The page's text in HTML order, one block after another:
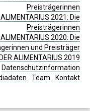
Preisträgerinnen
2021: Die
Preisträgerinnen
2020: Die
und Preisträger
ALIMENTARIUS 2019
Datenschutzinformation
Team Kontakt